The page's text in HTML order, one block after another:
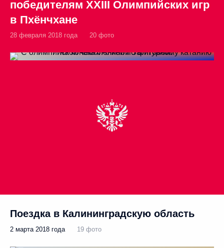
победителям XXIII Олимпийских игр
в Пхёнчхане
28 февраля 2018 года 20 фото
Поездка в Калининградскую область
2 марта 2018 года 19 фото